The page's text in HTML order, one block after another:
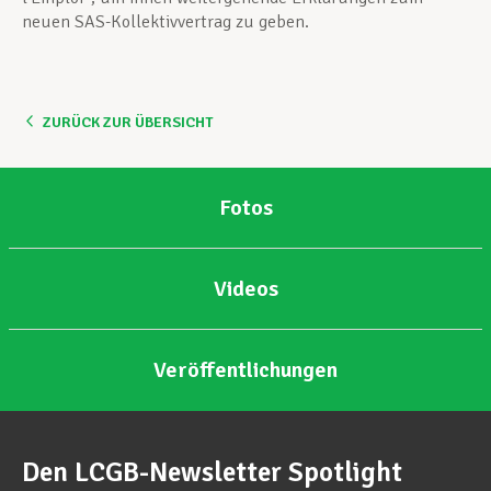
neuen SAS-Kollektivvertrag zu geben.
ZURÜCK ZUR ÜBERSICHT
Fotos
Videos
Veröffentlichungen
Den LCGB-Newsletter Spotlight